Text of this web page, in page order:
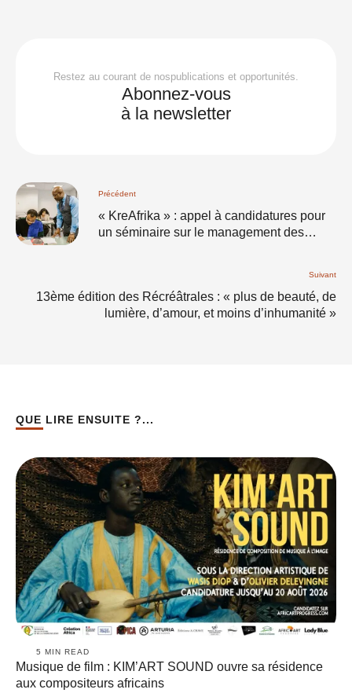
Restez au courant de nospublications et opportunités.
Abonnez-vous
à la newsletter
Précédent
« KreAfrika » : appel à candidatures pour
un séminaire sur le management des
Suivant
13ème édition des Récréâtrales : « plus de beauté, de
lumière, d’amour, et moins d’inhumanité »
QUE LIRE ENSUITE ?...
5 MIN READ
Musique de film : KIM’ART SOUND ouvre sa résidence
aux compositeurs africains